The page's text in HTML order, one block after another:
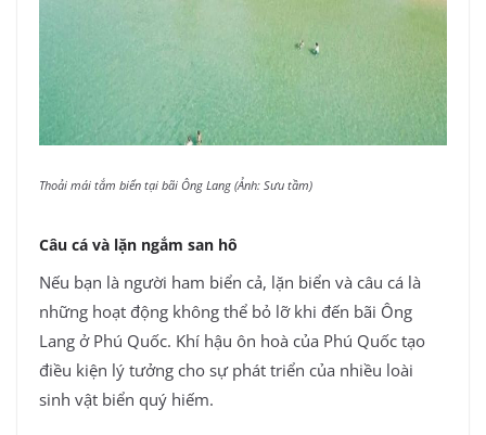
Thoải mái tắm biển tại bãi Ông Lang (Ảnh: Sưu tầm)
Câu cá và lặn ngắm san hô
Nếu bạn là người ham biển cả, lặn biển và câu cá là
những hoạt động không thể bỏ lỡ khi đến bãi Ông
Lang ở Phú Quốc. Khí hậu ôn hoà của Phú Quốc tạo
điều kiện lý tưởng cho sự phát triển của nhiều loài
sinh vật biển quý hiếm.